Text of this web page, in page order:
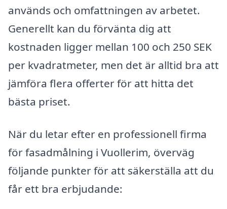
används och omfattningen av arbetet.
Generellt kan du förvänta dig att
kostnaden ligger mellan 100 och 250 SEK
per kvadratmeter, men det är alltid bra att
jämföra flera offerter för att hitta det
bästa priset.
När du letar efter en professionell firma
för fasadmålning i Vuollerim, överväg
följande punkter för att säkerställa att du
får ett bra erbjudande: